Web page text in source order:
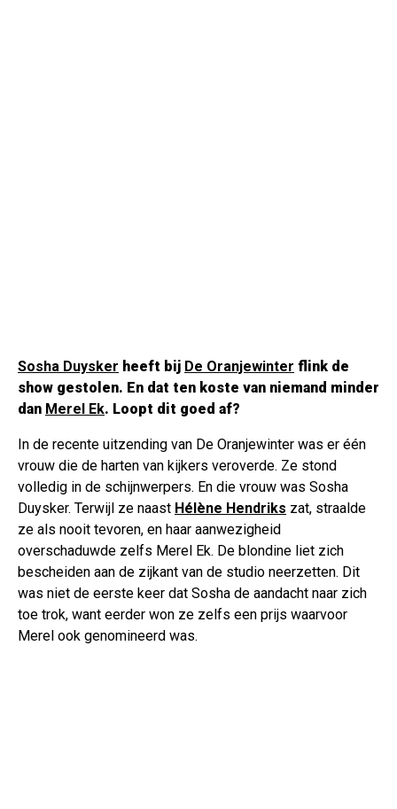
Sosha Duysker heeft bij De Oranjewinter flink de
show gestolen. En dat ten koste van niemand minder
dan Merel Ek. Loopt dit goed af?
In de recente uitzending van De Oranjewinter was er één
vrouw die de harten van kijkers veroverde. Ze stond
volledig in de schijnwerpers. En die vrouw was Sosha
Duysker. Terwijl ze naast Hélène Hendriks zat, straalde
ze als nooit tevoren, en haar aanwezigheid
overschaduwde zelfs Merel Ek. De blondine liet zich
bescheiden aan de zijkant van de studio neerzetten. Dit
was niet de eerste keer dat Sosha de aandacht naar zich
toe trok, want eerder won ze zelfs een prijs waarvoor
Merel ook genomineerd was.